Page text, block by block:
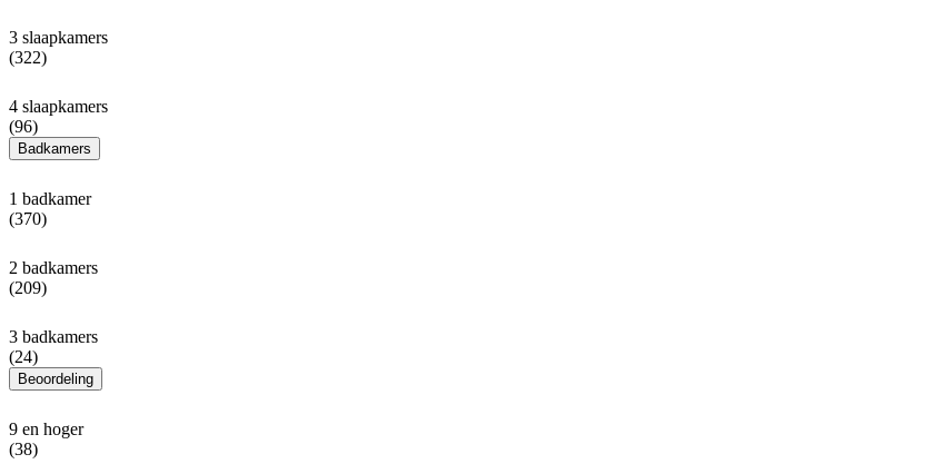
3 slaapkamers
(322)
4 slaapkamers
(96)
Badkamers
1 badkamer
(370)
2 badkamers
(209)
3 badkamers
(24)
Beoordeling
9 en hoger
(38)